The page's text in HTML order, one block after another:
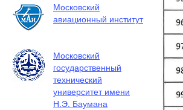
Московский
авиационный институт
Московский
государственный
технический
университет имени
Н.Э. Баумана